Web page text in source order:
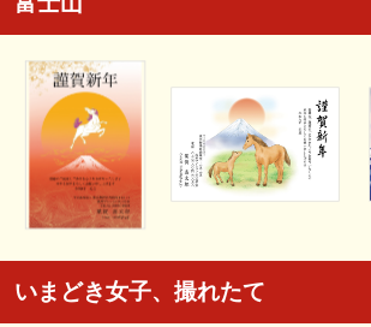
いまどき女子、撮れたて